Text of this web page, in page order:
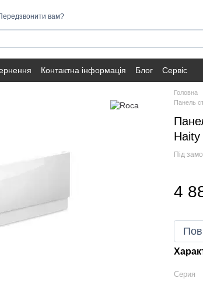
вам?
Контактна інформація Блог Сервіс
Головна
Панель
Під
4
Серия